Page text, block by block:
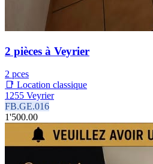
2 pièces à Veyrier
2 pces
📑 Location classique
1255 Veyrier
FB.GE.016
1'500.00